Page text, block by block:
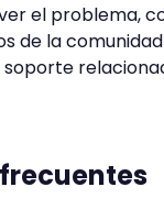
el problema,
de la